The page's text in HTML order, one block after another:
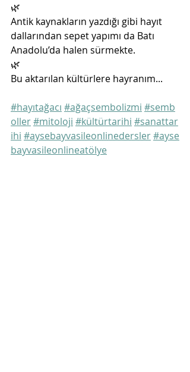
🌿
Antik kaynakların yazdığı gibi hayıt
dallarından sepet yapımı da Batı
Anadolu’da halen sürmekte.
🌿
Bu aktarılan kültürlere hayranım...
#hayıtağacı #ağaçsembolizmi #semb
oller#mitoloji #kültürtarihi #sanattar
ihi #aysebayvasileonlinedersler#ayse
bayvasileonlineatölye